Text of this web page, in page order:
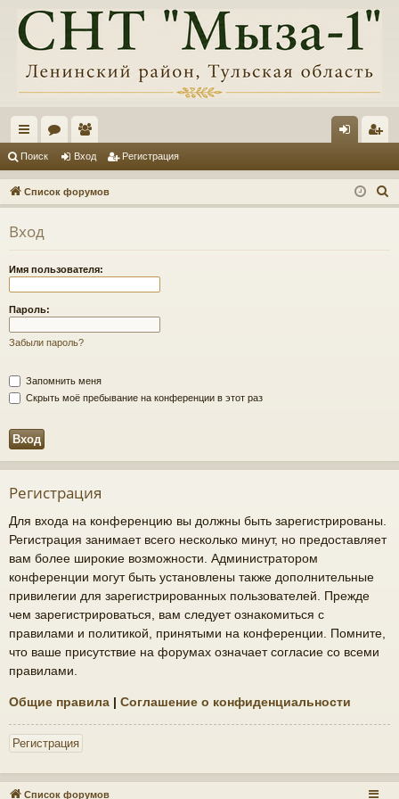
с
ы
лк
и
ум
ы
ол
ьз
ов
и
д ис
тр
Поиск Вход Регистрация
Список форумов
о
Вход
Имя пользователя:
Пароль:
Забыли пароль?
Запомнить меня
Скрыть моё пребывание на конференции в этот раз
Регистрация
Для входа на конференцию вы должны быть зарегистрированы.
Регистрация занимает всего несколько минут, но предоставляет
вам более широкие возможности. Администратором
конференции могут быть установлены также дополнительные
привилегии для зарегистрированных пользователей. Прежде
чем зарегистрироваться, вам следует ознакомиться с
правилами и политикой, принятыми на конференции. Помните,
что ваше присутствие на форумах означает согласие со всеми
правилами.
Общие правила | Соглашение о конфиденциальности
Регистрация
Список форумов